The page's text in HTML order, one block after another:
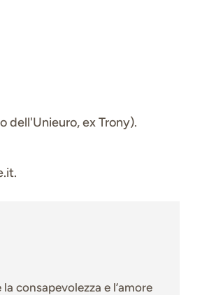
dell'Unieuro, ex Trony).
consapevolezza e l’amore